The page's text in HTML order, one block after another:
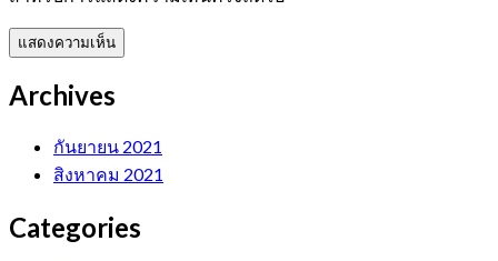
Archives
กันยายน 2021
สิงหาคม 2021
Categories